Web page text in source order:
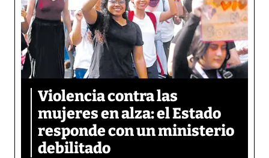
Violencia contra las
mujeres en alza: el Estado
responde con un ministerio
debilitado